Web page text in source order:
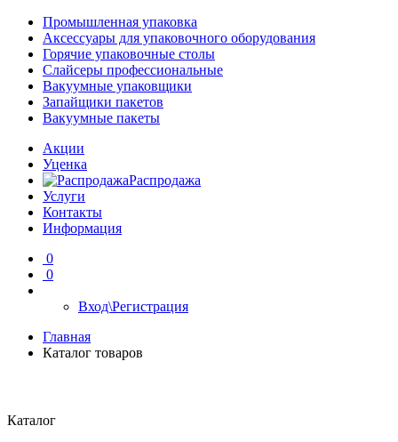
Промышленная упаковка
Аксессуары для упаковочного оборудования
Горячие упаковочные столы
Слайсеры профессиональные
Вакуумные упаковщики
Запайщики пакетов
Вакуумные пакеты
Акции
Уценка
Распродажа
Услуги
Контакты
Информация
0
0
Вход\Регистрация
Главная
Каталог товаров
Каталог